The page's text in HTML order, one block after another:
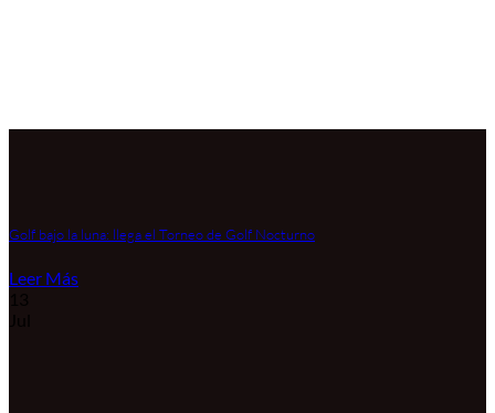
Golf bajo la luna: llega el Torneo de Golf Nocturno
Leer Más